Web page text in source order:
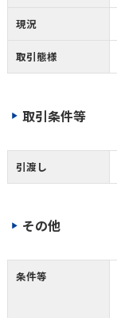
現況
取引態様
取引条件等
引渡し
その他
条件等